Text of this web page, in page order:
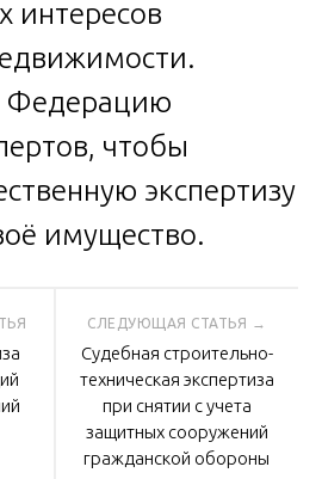
интересов
Федерацию
чтобы
экспертизу
имущество.
Судебная строительно-
техническая экспертиза
при снятии с учета
защитных сооружений
гражданской обороны